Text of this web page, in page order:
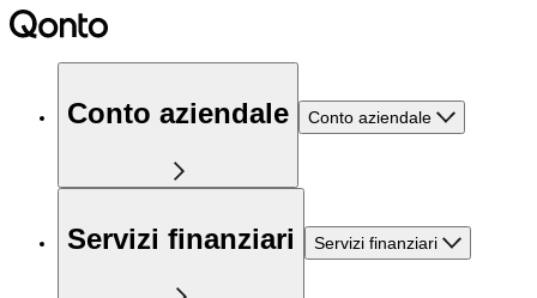
Conto aziendale Conto aziendale
Servizi finanziari Servizi finanziari